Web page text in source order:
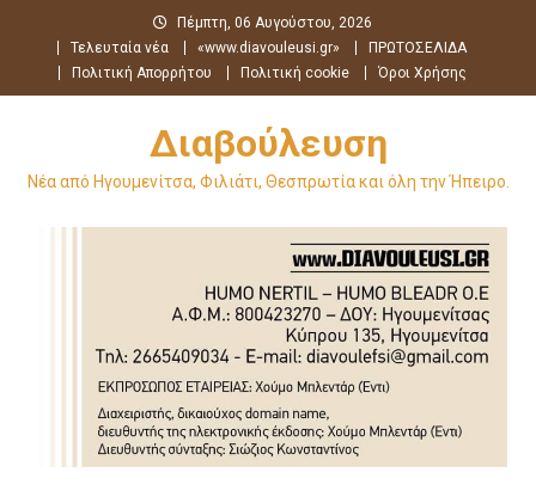
περιεχόμενο
Πέμπτη, 06 Αυγούστου, 2026
Τελευταία νέα
«www.diavouleusi.gr»
ΠΡΩΤΟΣΕΛΙΔΑ
Πολιτική Απορρήτου
Πολιτική cookie Όροι Χρήσης
Διαβούλευση
Νέα από Ηγουμενίτσα, Φιλιάτι, Θεσπρωτία και όλη την Ήπειρο.